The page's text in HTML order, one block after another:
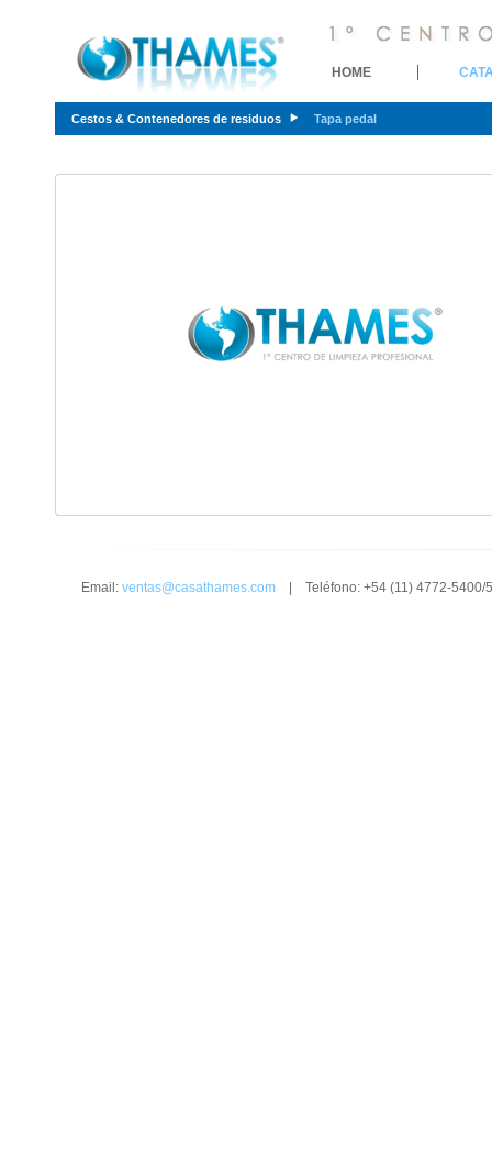
HOME
Cestos & Contenedores de residuos Tapa pedal
Email: ventas@casathames.com| Teléfono: +54 (11) 4772-